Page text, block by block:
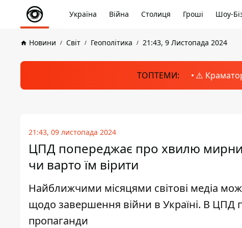
Україна Війна Столиця Гроші Шоу-
Новини Світ Геополітика 21:43, 9 Листопада 2024
ТОПТЕМИ: ⚠️
21:43, 09 листопада 2024
ЦПД попереджає про хвилю мирних
чи варто їм вірити
Найближчими місяцями світові медіа
щодо завершення війни в Україні. В ЦПД
пропаганди